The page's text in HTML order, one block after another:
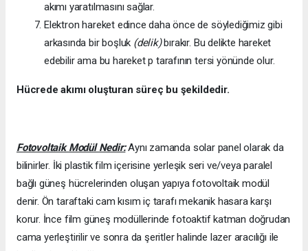
akımı yaratılmasını sağlar.
Elektron hareket edince daha önce de söylediğimiz gibi
arkasında bir boşluk (delik)bırakır. Bu delikte hareket
edebilir ama bu hareket p tarafının tersi yönünde olur.
Hücrede akımı oluşturan süreç bu şekildedir.
Fotovoltaik Modül Nedir:Aynı zamanda solar panel olarak da
bilinirler. İki plastik film içerisine yerleşik seri ve/veya paralel
bağlı güneş hücrelerinden oluşan yapıya fotovoltaik modül
denir. Ön taraftaki cam kısım iç tarafı mekanik hasara karşı
korur. İnce film güneş modüllerinde fotoaktif katman doğrudan
cama yerleştirilir ve sonra da şeritler halinde lazer aracılığı ile